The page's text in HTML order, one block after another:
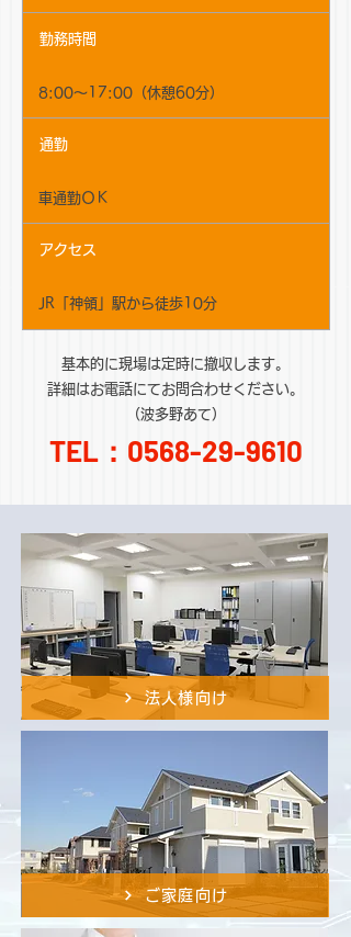
勤務時間
8:00～17:00（休憩60分）
通勤
車通勤ＯＫ
アクセス
JR「神領」駅から徒歩10分
基本的に現場は定時に撤収します。
詳細はお電話にてお問合わせください。
（波多野あて）
TEL：0568-29-9610​
法人様向け
ご家庭向け